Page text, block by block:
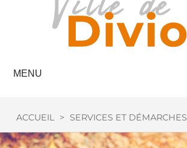
MENU
ACCUEIL > SERVICES ET DÉMARCHES